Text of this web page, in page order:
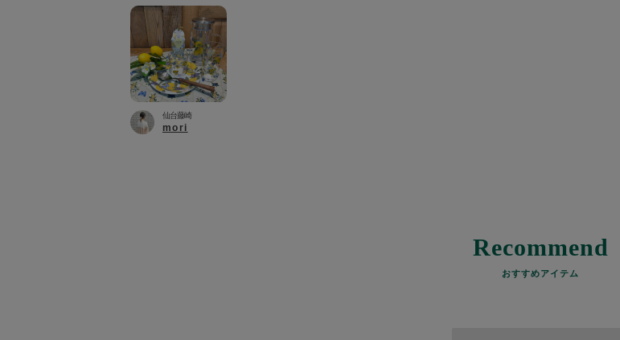
キッチン・ダイニング
仙台藤崎
mori
Recommend
おすすめアイテム